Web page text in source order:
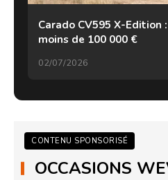
Carado CV595 X-Edition
moins de 100 000 €
02/07/2026
CONTENU SPONSORISÉ
OCCASIONS